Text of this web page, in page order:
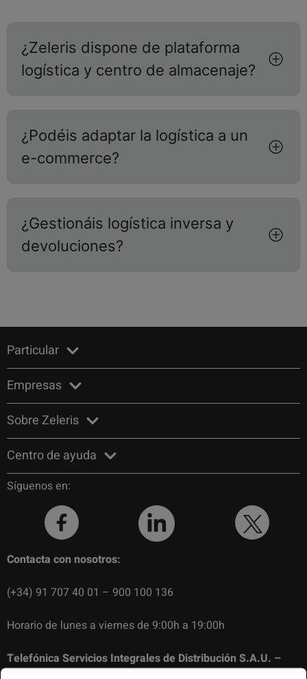
¿Zeleris dispone de plataforma
logística y centro de almacenaje?
¿Podéis adaptar la logística a un
e-commerce?
¿Gestionáis logística inversa y
devoluciones?
Particular
Empresas
Sobre Zeleris
Centro de ayuda
Síguenos en:
Contacta con nosotros:
(+34) 91 707 40 01 – 900 100 136
Horario de lunes a viernes de 9:00h a 19:00h
Telefónica Servicios Integrales de Distribución S.A.U. –